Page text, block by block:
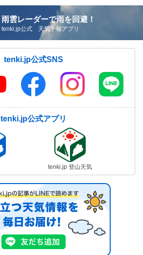
雨雲レーダーで雨を回避！
tenki.jp公式 天気予報アプリ
tenki.jp公式SNS
tenki.jp公式アプリ
tenki.jp 登山天気